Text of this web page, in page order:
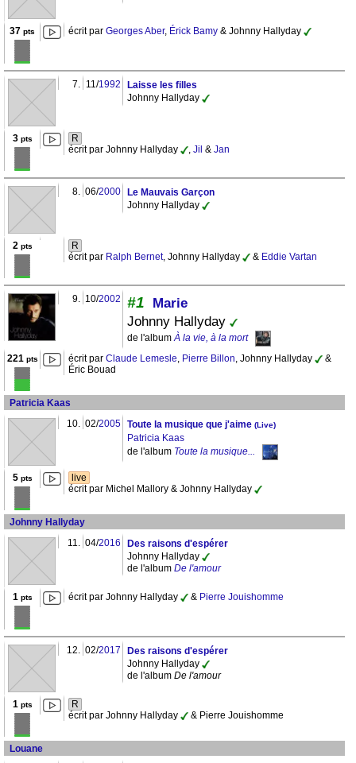
37 pts écrit par Georges Aber, Érick Bamy & Johnny Hallyday
7. 11/1992
Laisse les filles
Johnny Hallyday
3pts
R
écrit par Johnny Hallyday
, Jil & Jan
8. 06/2000
Le Mauvais Garçon
Johnny Hallyday
2pts
R
écrit par Ralph Bernet, Johnny Hallyday & Eddie Vartan
9. 10/2002 #1
Marie
Johnny Hallyday
de l'albumÀ la vie, à la mort
221pts écrit par Claude Lemesle, Pierre Billon, Johnny Hallyday
&
Éric Bouad
Patricia Kaas
10. 02/2005 Toute la musique que j'aime (Live)
Patricia Kaas
de l'album Toute la musique...
5pts
live
écrit par Michel Mallory & Johnny Hallyday
Johnny Hallyday
11. 04/2016
Des raisons d'espérer
Johnny Hallyday
de l'album De l'amour
1pts écrit par Johnny Hallyday & Pierre Jouishomme
12. 02/2017
Des raisons d'espérer
Johnny Hallyday
de l'album De l'amour
1pts
R
écrit par Johnny Hallyday
& Pierre Jouishomme
Louane